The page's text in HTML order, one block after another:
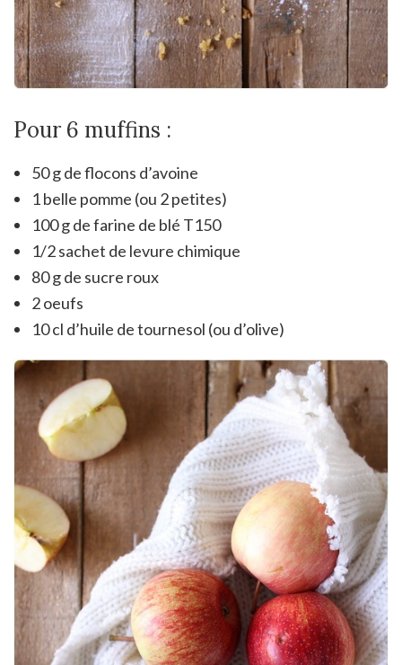
Pour 6 muffins :
50 g de flocons d’avoine
1 belle pomme (ou 2 petites)
100 g de farine de blé T150
1/2 sachet de levure chimique
80 g de sucre roux
2 oeufs
10 cl d’huile de tournesol (ou d’olive)